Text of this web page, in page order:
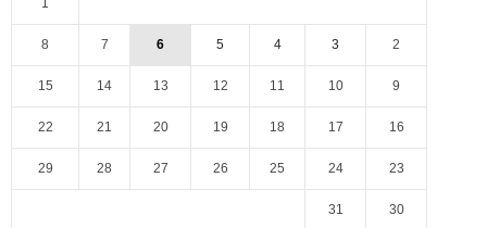
2
3
4
5
6
7
8
9
10
11
12
13
14
15
16
17
18
19
20
21
22
23
24
25
26
27
28
29
30
31